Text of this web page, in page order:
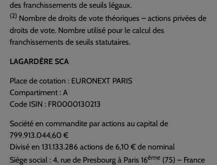
des franchissements de seuils légaux.
(2) Nombre de droits de vote théoriques – actions privées de
droits de vote. Nombre utilisé pour le calcul des
franchissements de seuils statutaires.
LAGARDÈRE SCA
Place de cotation : EURONEXT PARIS
Compartiment : A
Code ISIN : FR0000130213
Société en commandite par actions au capital de
799.913.044,60 €
Divisé en 131.133.286 actions de 6,10 € de nominal
Siège social : 4, rue de Presbourg à Paris 16ème (75) – France